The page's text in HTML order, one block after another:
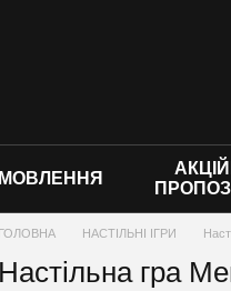
ГОЛОВНА НАСТІЛЬНІ ІГРИ
Настільна гра